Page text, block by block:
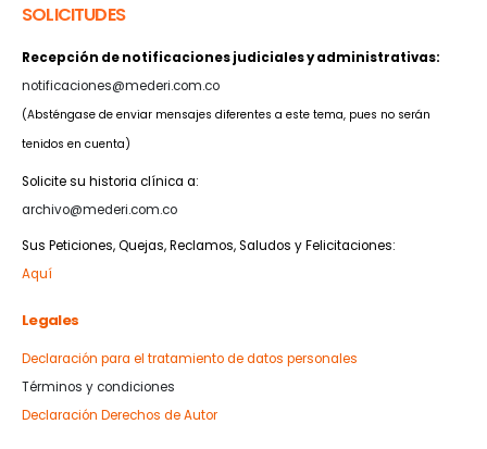
SOLICITUDES
Recepción de notificaciones judiciales y administrativas:
notificaciones@mederi.com.co
(Absténgase de enviar mensajes diferentes a este tema, pues no serán
tenidos en cuenta)
Solicite su historia clínica a:
archivo@mederi.com.co
Sus Peticiones, Quejas, Reclamos, Saludos y Felicitaciones:
Aquí
Legales
Declaración para el tratamiento de datos personales
Términos y condiciones
Declaración Derechos de Autor